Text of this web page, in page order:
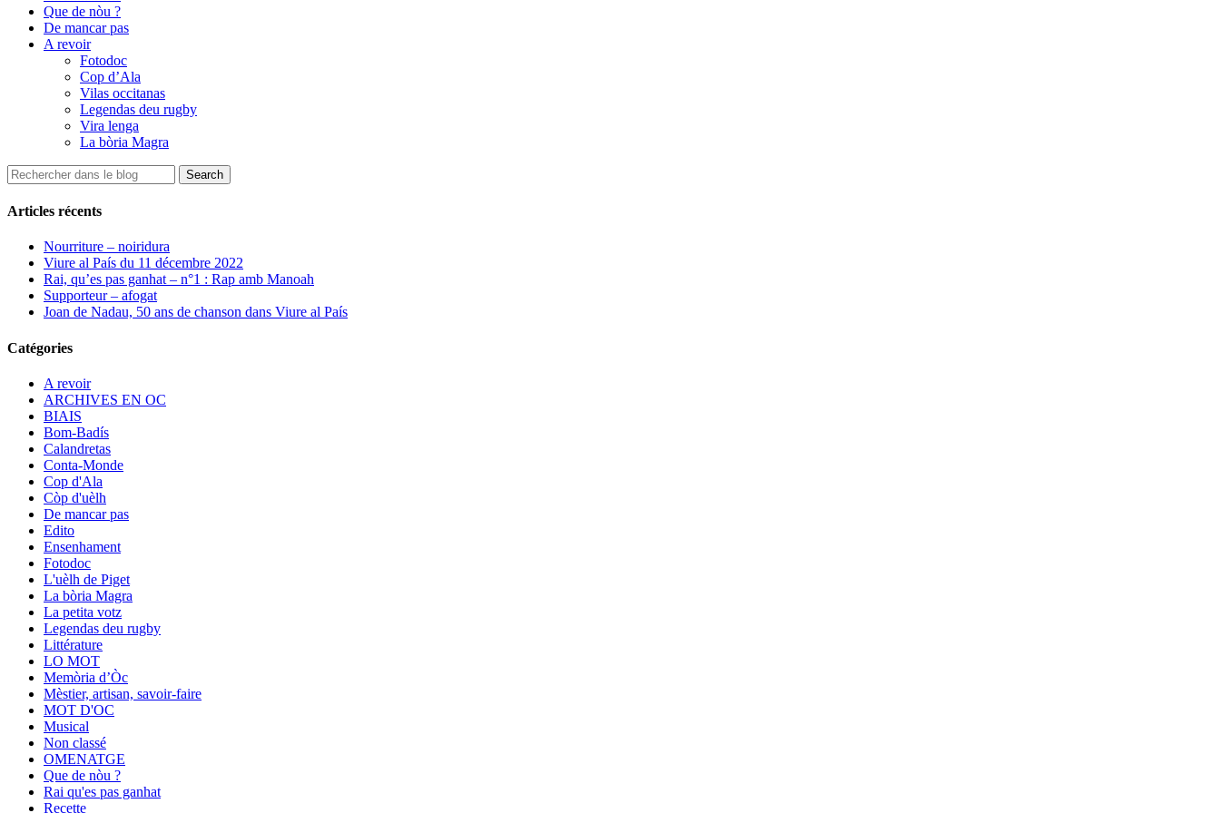
Que de nòu ?
De mancar pas
A revoir
Fotodoc
Cop d’Ala
Vilas occitanas
Legendas deu rugby
Vira lenga
La bòria Magra
Articles récents
Nourriture – noiridura
Viure al País du 11 décembre 2022
Rai, qu’es pas ganhat – n°1 : Rap amb Manoah
Supporteur – afogat
Joan de Nadau, 50 ans de chanson dans Viure al País
Catégories
A revoir
ARCHIVES EN OC
BIAIS
Bom-Badís
Calandretas
Conta-Monde
Cop d'Ala
Còp d'uèlh
De mancar pas
Edito
Ensenhament
Fotodoc
L'uèlh de Piget
La bòria Magra
La petita votz
Legendas deu rugby
Littérature
LO MOT
Memòria d’Òc
Mèstier, artisan, savoir-faire
MOT D'OC
Musical
Non classé
OMENATGE
Que de nòu ?
Rai qu'es pas ganhat
Recette